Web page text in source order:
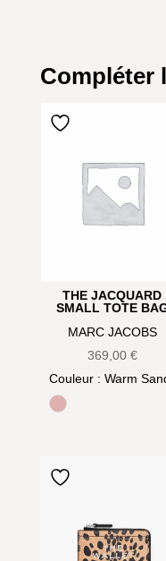
Compléter
THE JACQUARD
SMALL TOTE
MARC JACOBS
369,00 €
Couleur : Warm
Rose